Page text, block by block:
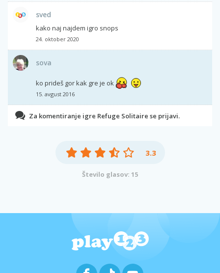
sved
kako naj najdem igro snops
24. oktober 2020
sova
ko prideš gor kak gre je ok
15. avgust 2016
Za komentiranje igre Refuge Solitaire se prijavi.
3.3
Število glasov: 15